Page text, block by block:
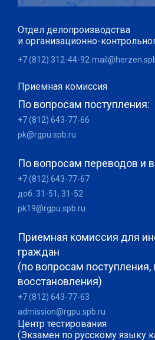
Отдел делопроизводства
и организационно-
+7 (812) 312-44-92
Приемная комиссия
По вопросам поступления:
+7 (812) 643-77-66
pk@rgpu.spb.ru
По вопросам переводов и
+7 (812) 643-77-67
доб. 31-51, 31-52
pk19@rgpu.spb.ru
Приемная комиссия для
граждан
(по вопросам поступления,
восстановления)
+7 (812) 643-77-63
admission@rgpu.spb.ru
Центр тестирования
(Экзамен по русскому языку